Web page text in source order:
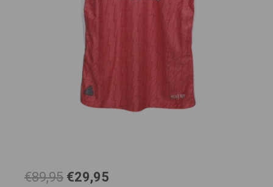
€89,95 El
€29,95